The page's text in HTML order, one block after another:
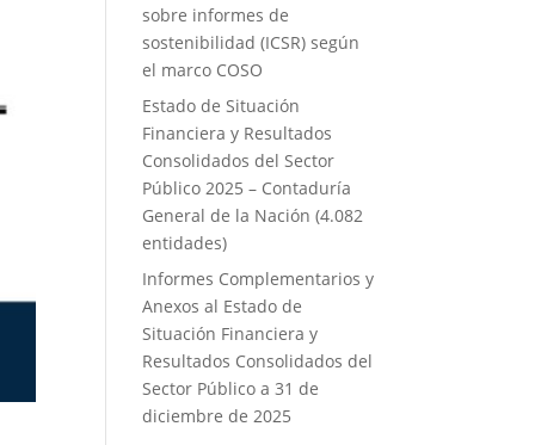
sobre informes de
sostenibilidad (ICSR) según
el marco COSO
Estado de Situación
Financiera y Resultados
Consolidados del Sector
Público 2025 – Contaduría
General de la Nación (4.082
entidades)
Informes Complementarios y
Anexos al Estado de
Situación Financiera y
Resultados Consolidados del
Sector Público a 31 de
diciembre de 2025